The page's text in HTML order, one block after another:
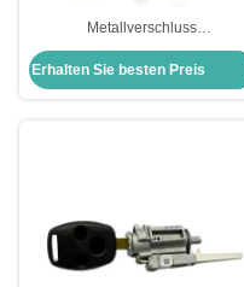
Metallverschluss
Zylinderverschlüsse
Zündverschluss Set Honda Civic
Verschluss Set für Honda Auto
Erhalten Sie besten Preis